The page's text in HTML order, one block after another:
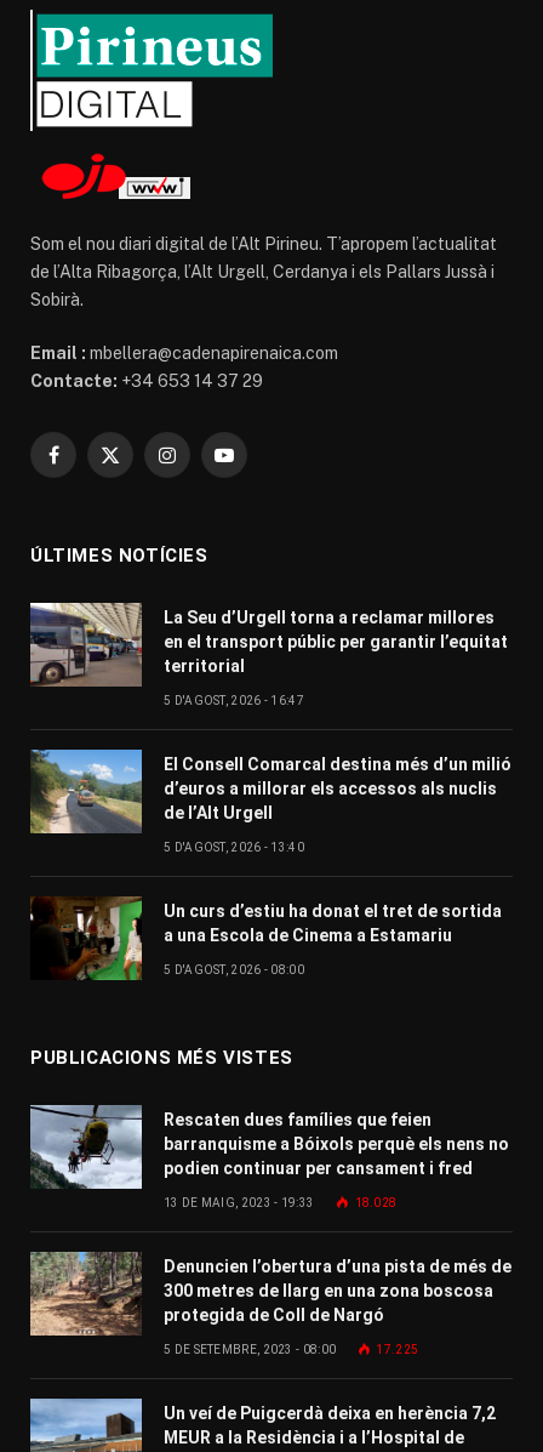
Som el nou diari digital de l’Alt Pirineu. T’apropem l’actualitat
de l’Alta Ribagorça, l’Alt Urgell, Cerdanya i els Pallars Jussà i
Sobirà.
Email : mbellera@cadenapirenaica.com
Contacte: +34 653 14 37 29
Facebook
X
InstagramYouTube
ÚLTIMES NOTÍCIES
La Seu d’Urgell torna a reclamar millores
en el transport públic per garantir l’equitat
territorial
5 D'AGOST, 2026 - 16:47
El Consell Comarcal destina més d’un milió
d’euros a millorar els accessos als nuclis
de l’Alt Urgell
5 D'AGOST, 2026 - 13:40
Un curs d’estiu ha donat el tret de sortida
a una Escola de Cinema a Estamariu
5 D'AGOST, 2026 - 08:00
PUBLICACIONS MÉS VISTES
Rescaten dues famílies que feien
barranquisme a Bóixols perquè els nens no
podien continuar per cansament i fred
13 DE MAIG, 2023 - 19:33 18.028
Denuncien l’obertura d’una pista de més de
300 metres de llarg en una zona boscosa
protegida de Coll de Nargó
5 DE SETEMBRE, 2023 - 08:00 17.225
Un veí de Puigcerdà deixa en herència 7,2
MEUR a la Residència i a l’Hospital de